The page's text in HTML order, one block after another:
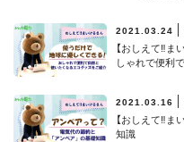
2021.03.24
【おしえて‼ま
しゃれで便利
2021.03.16
【おしえて‼ま
知識